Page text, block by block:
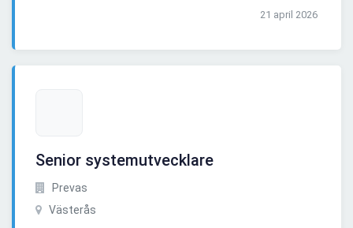
21 april 2026
Senior systemutvecklare
Prevas
Västerås